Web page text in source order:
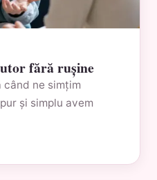
fără rușine
când ne simțim
și simplu avem